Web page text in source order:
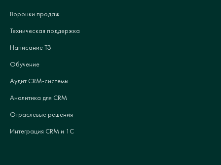
Воронки продаж
Техническая поддержка
Написание ТЗ
Обучение
Аудит CRM-системы
Аналитика для CRM
Отраслевые решения
Интеграция CRM и 1С